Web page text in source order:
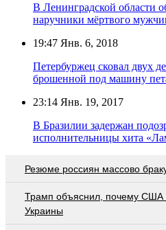
В Ленинградской области
наручники мёртвого
19:47 Янв. 6, 2018
Петербуржец сковал двух
брошенной под машину
23:14 Янв. 19, 2017
В Бразилии задержан
исполнительницы хита
Резюме россиян массово
Трамп объяснил, почему США
Украины